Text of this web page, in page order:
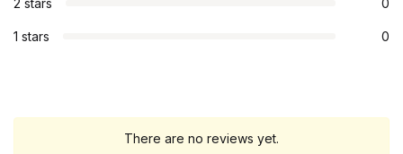
1 stars 0
There are no reviews yet.